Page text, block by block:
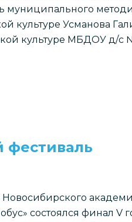
муниципального
культуре Усманова
культуре МБДОУ д/с
фестиваль
Новосибирского
состоялся финал V